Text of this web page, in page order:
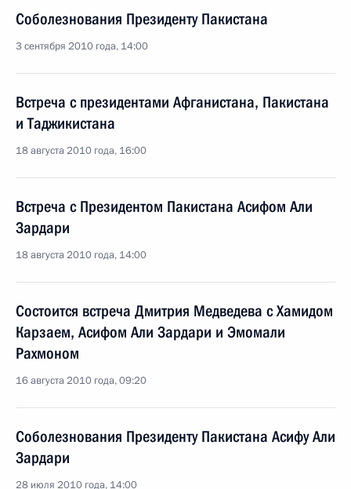
Соболезнования Президенту Пакистана
3 сентября 2010 года, 14:00
Встреча с президентами Афганистана, Пакистана
и Таджикистана
18 августа 2010 года, 16:00
Встреча с Президентом Пакистана Асифом Али
Зардари
18 августа 2010 года, 14:00
Состоится встреча Дмитрия Медведева с Хамидом
Карзаем, Асифом Али Зардари и Эмомали
Рахмоном
16 августа 2010 года, 09:20
Соболезнования Президенту Пакистана Асифу Али
Зардари
28 июля 2010 года, 14:00